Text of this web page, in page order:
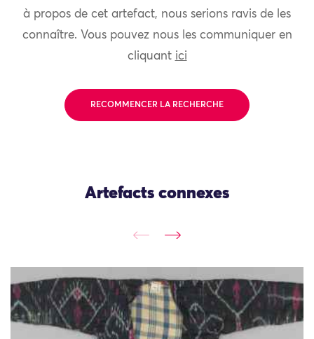
à propos de cet artefact, nous serions ravis de les
connaître. Vous pouvez nous les communiquer en
cliquant ici
RECOMMENCER LA RECHERCHE
Artefacts connexes